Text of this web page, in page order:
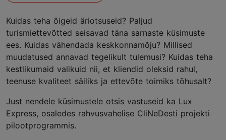
Kuidas teha õigeid äriotsuseid? Paljud
turismiettevõtted seisavad täna sarnaste küsimuste
ees. Kuidas vähendada keskkonnamõju? Millised
muudatused annavad tegelikult tulemusi? Kuidas teha
kestlikumaid valikuid nii, et kliendid oleksid rahul,
teenuse kvaliteet säiliks ja ettevõte toimiks tõhusalt?
Just nendele küsimustele otsis vastuseid ka Lux
Express, osaledes rahvusvahelise CliNeDesti projekti
pilootprogrammis.